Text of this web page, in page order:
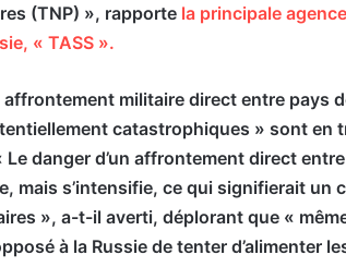
(TNP) », rapporte la principale
« TASS ».
affrontement militaire direct entre pays
catastrophiques » sont en
Le danger d’un affrontement direct
mais s’intensifie, ce qui signifierait un
», a-t-il averti, déplorant que «
à la Russie de tenter d’alimenter